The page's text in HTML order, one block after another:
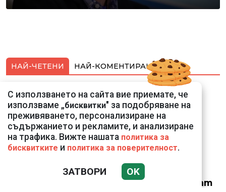
НАЙ-ЧЕТЕНИ НАЙ-КОМЕНТИРАНИ
Подводни кадри от
Корфу разкриха
тревожна картина
Веригите пробутват
С използването на сайта вие приемате, че
използваме „бисквитки" за подобряване на
преживяването, персонализиране на
съдържанието и рекламите, и анализиране
на трафика. Вижте нашата политика за
бисквитките и политика за поверителност.
ЗАТВОРИ OK